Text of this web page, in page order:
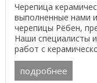
Черепица
выполненные нами
черепицы Рёбен,
Наши специалисты
работ с
в Беларуси, ...
подробнее